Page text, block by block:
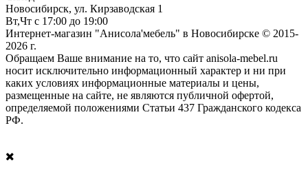
Новосибирск, ул. Кирзаводская 1
Вт,Чт с 17:00 до 19:00
Интернет-магазин "Анисола'мебель" в Новосибирске © 2015-
2026 г.
Обращаем Ваше внимание на то, что сайт anisola-mebel.ru
носит исключительно информационный характер и ни при
каких условиях информационные материалы и цены,
размещенные на сайте, не являются публичной офертой,
определяемой положениями Статьи 437 Гражданского кодекса
РФ.